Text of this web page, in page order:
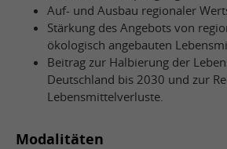
Auf- und Ausbau regionaler
Stärkung des Angebots von
ökologisch angebauten
Beitrag zur Halbierung der
Deutschland bis 2030 und zur
Lebensmittelverluste.
Modalitäten